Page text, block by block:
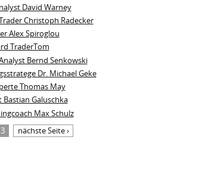
David Warney
Christoph Radecker
Alex Spiroglou
TraderTom
Bernd Senkowski
Dr. Michael Geke
Thomas May
Galuschka
Max Schulz
nächste Seite ›